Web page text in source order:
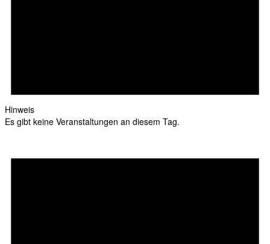
Hinweis
Es gibt keine Veranstaltungen an diesem Tag.